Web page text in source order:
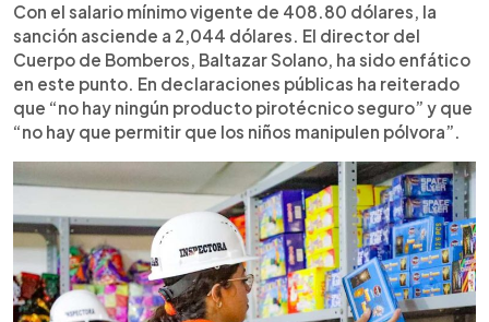
Con el salario mínimo vigente de 408.80 dólares, la
sanción asciende a 2,044 dólares. El director del
Cuerpo de Bomberos, Baltazar Solano, ha sido enfático
en este punto. En declaraciones públicas ha reiterado
que “no hay ningún producto pirotécnico seguro” y que
“no hay que permitir que los niños manipulen pólvora”.